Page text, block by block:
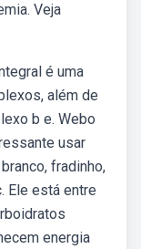
Veja
é uma
além de
b e. Webo
usar
fradinho,
Ele está entre
energia